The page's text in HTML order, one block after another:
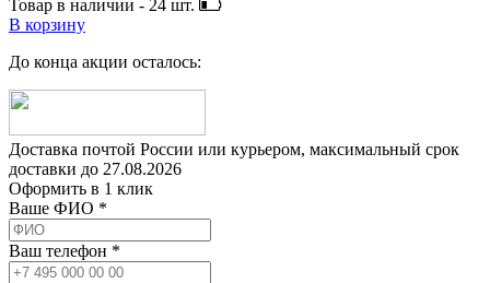
Товар в наличии - 24 шт.
В корзину
До конца акции осталось:
Доставка почтой России или курьером, максимальный срок
доставки до 27.08.2026
Оформить в 1 клик
Ваше ФИО *
Ваш телефон *